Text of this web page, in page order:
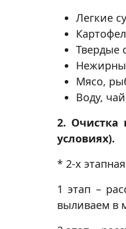
Легкие
Твердые
Мясо,
Воду,
2. Очистка
условиях).
* 2-х
1 этап –
выливаем в